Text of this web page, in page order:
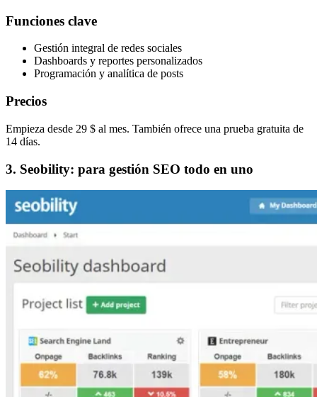
Funciones clave
Gestión integral de redes sociales
Dashboards y reportes personalizados
Programación y analítica de posts
Precios
Empieza desde 29 $ al mes. También ofrece una prueba gratuita de
14 días.
3. Seobility: para gestión SEO todo en uno